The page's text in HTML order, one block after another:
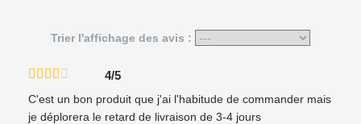
Trier l'affichage des avis :
4/5
C'est un bon produit que j'ai l'habitude de commander mais
je déplorera le retard de livraison de 3-4 jours